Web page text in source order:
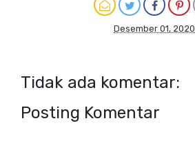
Desember 01, 2020
Tidak ada komentar:
Posting Komentar